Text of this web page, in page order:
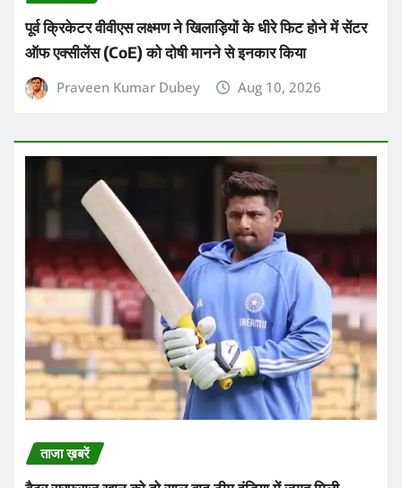
ताजा ख़बरें
बैटर सरफराज खान को दो साल बाद टीम इंडिया में जगह मिली
Praveen Kumar Dubey Aug 10, 2026